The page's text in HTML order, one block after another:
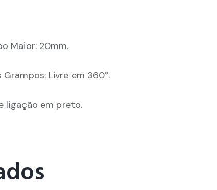
Maior: 20mm.
Livre em 360°.
ligação em preto.